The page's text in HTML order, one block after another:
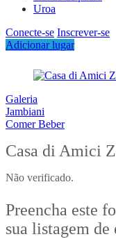
Uroa
Conecte-se Inscrever-se
Adicionar lugar
Galeria
Jambiani
Comer Beber
Casa di Amici
Não verificado.
Preencha este
sua listagem de